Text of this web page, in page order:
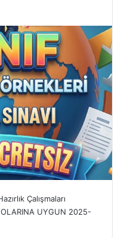
Çalışmaları
UYGUN 2025-